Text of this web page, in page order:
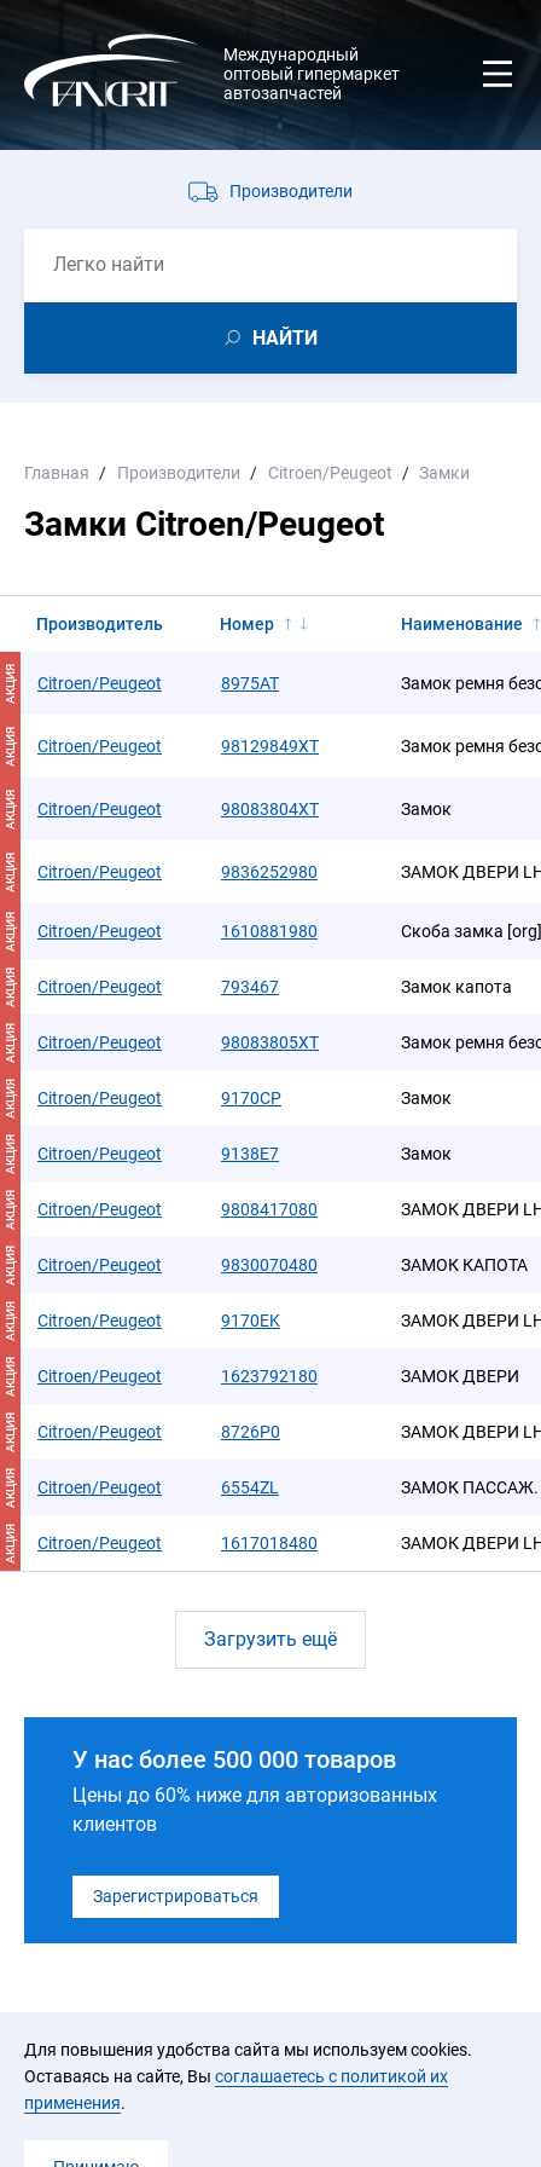
Международный
оптовый гипермаркет
автозапчастей
Для повышения удобства сайта мы используем cookies.
Оставаясь на сайте, Вы соглашаетесь с политикой их
применения.
Производители
НАЙТИ
Главная Производители Citroen/Peugeot Замки
Замки Citroen/Peugeot
Производитель Номер Наименование
АКЦИЯ Citroen/Peugeot 8975AT Замок ремня
АКЦИЯ Citroen/Peugeot 98129849XT Замок ремня
АКЦИЯ Citroen/Peugeot 98083804XT Замок
АКЦИЯ Citroen/Peugeot 9836252980 ЗАМОК ДВЕРИ
АКЦИЯ Citroen/Peugeot 1610881980 Скоба замка [org]
АКЦИЯ Citroen/Peugeot 793467 Замок капота
АКЦИЯ Citroen/Peugeot 98083805XT Замок ремня
АКЦИЯ Citroen/Peugeot 9170CP Замок
АКЦИЯ Citroen/Peugeot 9138E7 Замок
АКЦИЯ Citroen/Peugeot 9808417080 ЗАМОК ДВЕРИ
АКЦИЯ Citroen/Peugeot 9830070480 ЗАМОК КАПОТА
АКЦИЯ Citroen/Peugeot 9170EK ЗАМОК ДВЕРИ
АКЦИЯ Citroen/Peugeot 1623792180 ЗАМОК ДВЕРИ
АКЦИЯ Citroen/Peugeot 8726P0 ЗАМОК ДВЕРИ LH
АКЦИЯ Citroen/Peugeot 6554ZL ЗАМОК ПАССАЖ.
АКЦИЯ Citroen/Peugeot 1617018480 ЗАМОК ДВЕРИ
Загрузить ещё
У нас более 500 000 товаров
Цены до 60% ниже для авторизованных
клиентов
Зарегистрироваться